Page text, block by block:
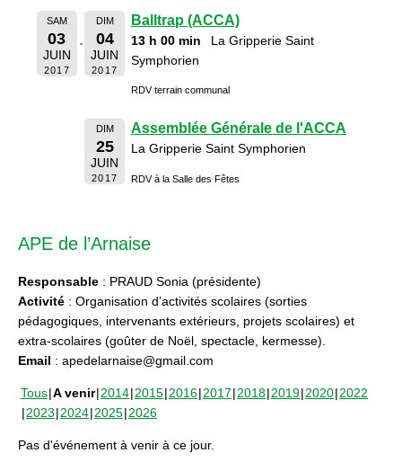
SAM
03
JUIN
2017
DIM
04
JUIN
2017
Balltrap (ACCA)
13 h 00 min
La Gripperie Saint
Symphorien
RDV terrain communal
DIM
25
JUIN
2017
Assemblée Générale de l'ACCA
La Gripperie Saint Symphorien
RDV à la Salle des Fêtes
APE de l’Arnaise
Responsable : PRAUD Sonia (présidente)
Activité : Organisation d’activités scolaires (sorties
pédagogiques, intervenants extérieurs, projets scolaires) et
extra-scolaires (goûter de Noël, spectacle, kermesse).
Email : apedelarnaise@gmail.com
Tous A venir 2014 2015 2016 2017 2018 2019 2020 2022
2023 2024 2025 2026
Pas d'événement à venir à ce jour.